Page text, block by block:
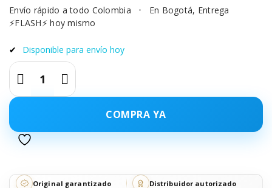
Envío rápido a todo Colombia •
En Bogotá, Entrega
⚡FLASH⚡ hoy mismo
✔ Disponible para envío hoy
COMPRA YA
Original garantizado Distribuidor autorizado